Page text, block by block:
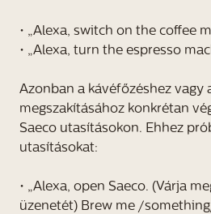
• „Alexa, switch on the coffee
• „Alexa, turn the espresso
Azonban a kávéfőzéshez vagy
megszakításához konkrétan
Saeco utasításokon. Ehhez
utasításokat:
• „Alexa, open Saeco. (Várja
üzenetét) Brew me /